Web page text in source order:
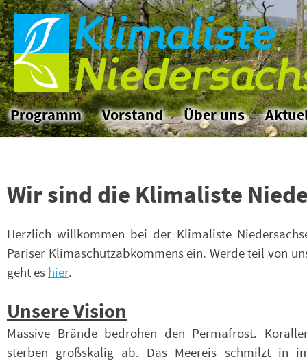
Skip
to
the
content
Klimaliste
Programm Vorstand Über uns
Wir sind die Klimaliste
Herzlich willkommen bei der Klimaliste
Pariser Klimaschutzabkommens ein. Werde teil von
geht es hier.
Unsere Vision
Massive Brände bedrohen den Permafrost.
sterben großskalig ab. Das Meereis schmilzt in